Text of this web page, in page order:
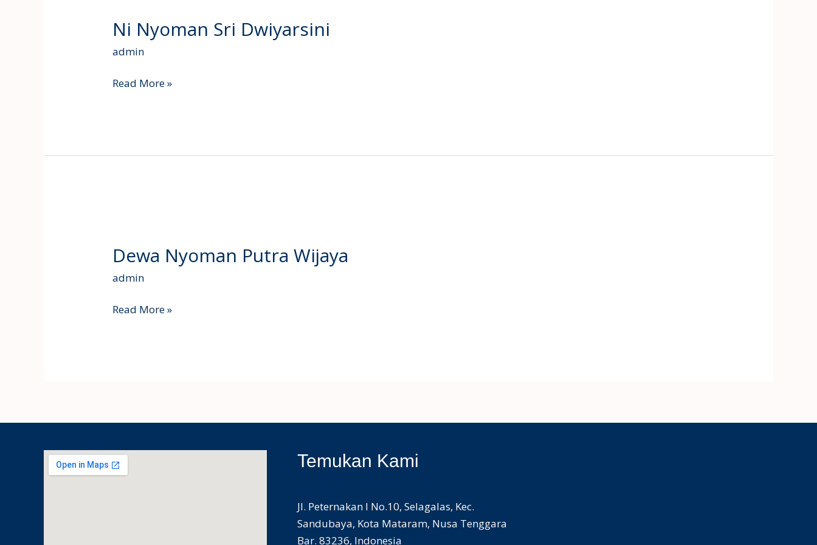
Ni Nyoman Sri Dwiyarsini
admin
Sri
Dwiyarsini
Read More »
Dewa Nyoman Putra Wijaya
admin
Putra
Read More »
Temukan Kami
Jl. Peternakan I No.10, Selagalas, Kec.
Sandubaya, Kota Mataram, Nusa Tenggara
Bar. 83236, Indonesia